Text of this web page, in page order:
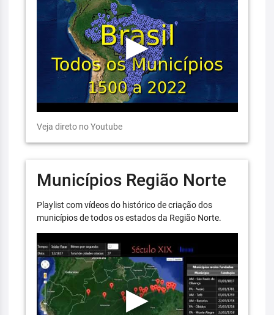
Veja direto no Youtube
Municípios Região Norte
Playlist com vídeos do histórico de criação dos
municípios de todos os estados da Região Norte.